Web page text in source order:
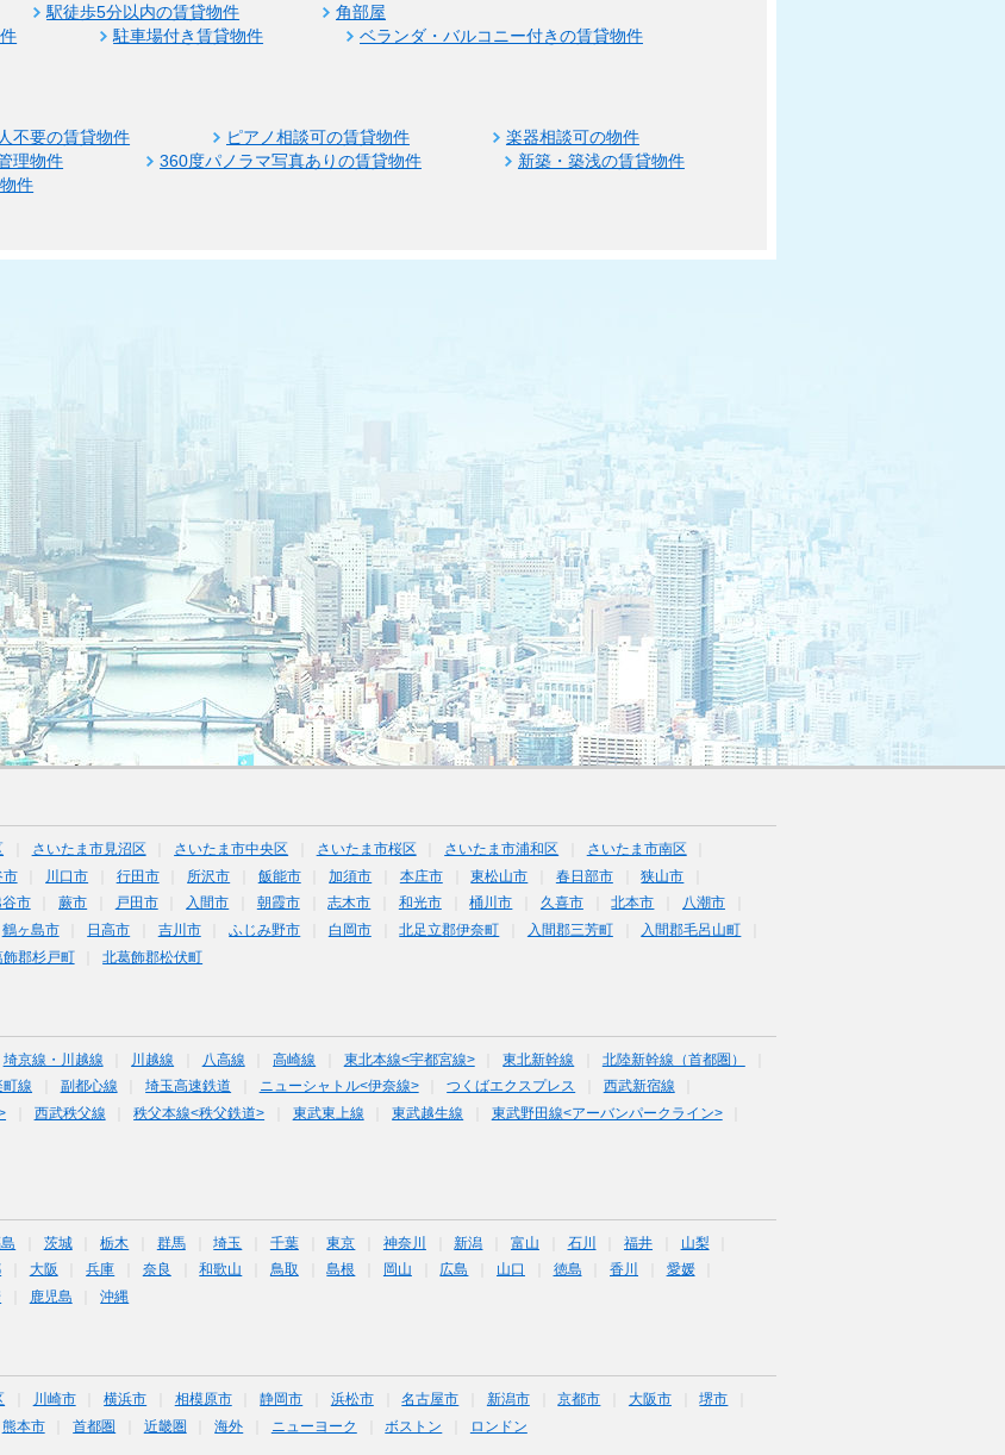
駅徒歩5分以内の賃貸物件
角部屋
駐車場付き賃貸物件
ベランダ・バルコニー付きの賃貸物件
不要の賃貸物件 ピアノ相談可の賃貸物件
楽器相談可の物件
理物件 360度パノラマ写真ありの賃貸物件
新築・築浅の賃貸物件
件
さいたま市見沼区 さいたま市中央区 さいたま市桜区 さいたま市浦和区
さいたま市南区
市 川口市 行田市 所沢市 飯能市 加須市 本庄市 東松山市 春日部市
狭山市
谷市 蕨市 戸田市 入間市 朝霞市 志木市 和光市 桶川市 久喜市 北本市
八潮市
鶴ヶ島市 日高市 吉川市 ふじみ野市 白岡市 北足立郡伊奈町 入間郡三芳町
入間郡毛呂山町
飾郡杉戸町 北葛飾郡松伏町
埼京線・川越線 川越線 八高線 高崎線 東北本線<宇都宮線> 東北新幹線
北陸新幹線（首都圏）
町線 副都心線 埼玉高速鉄道 ニューシャトル<伊奈線> つくばエクスプレス
西武新宿線
西武秩父線 秩父本線<秩父鉄道> 東武東上線 東武越生線
東武野田線<アーバンパークライン>
茨城 栃木 群馬 埼玉 千葉 東京 神奈川 新潟 富山 石川 福井
山梨
大阪 兵庫 奈良 和歌山 鳥取 島根 岡山 広島 山口 徳島 香川
愛媛
鹿児島 沖縄
川崎市 横浜市 相模原市 静岡市 浜松市 名古屋市 新潟市 京都市 大阪市
堺市
熊本市 首都圏 近畿圏 海外 ニューヨーク ボストン ロンドン